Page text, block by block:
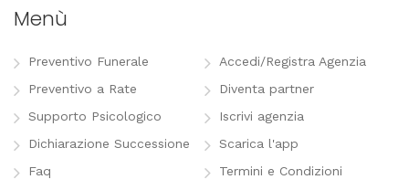
Menù
Preventivo Funerale
Preventivo a Rate
Supporto Psicologico
Dichiarazione Successione
Faq
Accedi/Registra Agenzia
Diventa partner
Iscrivi agenzia
Scarica l'app
Termini e Condizioni